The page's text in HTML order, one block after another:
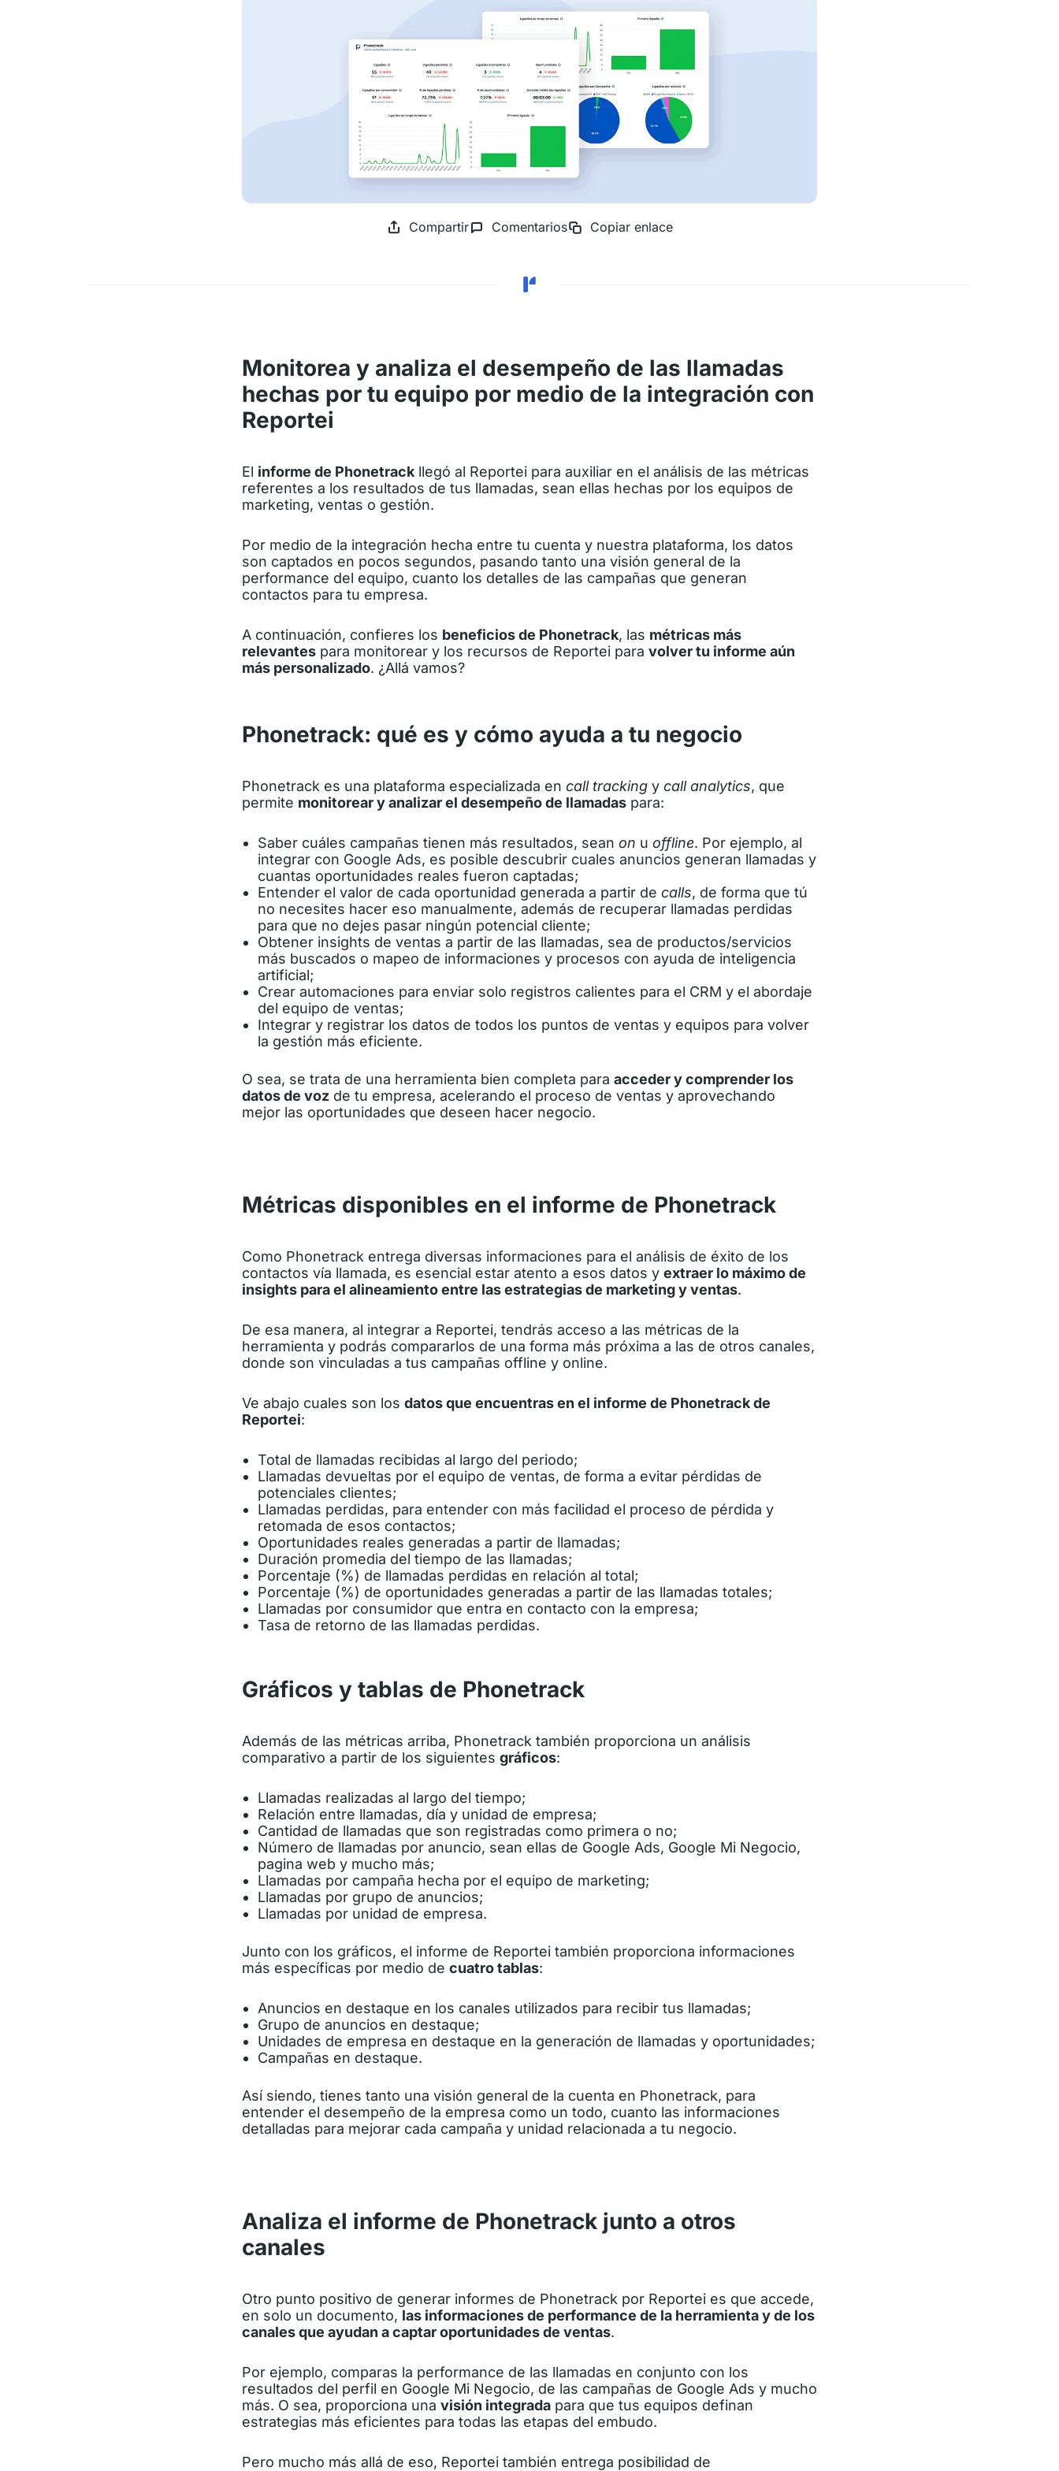
Compartir Comentarios Copiar enlace
Monitorea y analiza el desempeño de las llamadas
hechas por tu equipo por medio de la integración con
Reportei
El informe de Phonetrack llegó al Reportei para auxiliar en el análisis de las métricas
referentes a los resultados de tus llamadas, sean ellas hechas por los equipos de
marketing, ventas o gestión.
Por medio de la integración hecha entre tu cuenta y nuestra plataforma, los datos
son captados en pocos segundos, pasando tanto una visión general de la
performance del equipo, cuanto los detalles de las campañas que generan
contactos para tu empresa.
A continuación, confieres los beneficios de Phonetrack, las métricas más
relevantes para monitorear y los recursos de Reportei para volver tu informe aún
más personalizado. ¿Allá vamos?
Phonetrack: qué es y cómo ayuda a tu negocio
Phonetrack es una plataforma especializada en call tracking y call analytics, que
permite monitorear y analizar el desempeño de llamadas para:
Saber cuáles campañas tienen más resultados, sean on u offline. Por ejemplo, al
integrar con Google Ads, es posible descubrir cuales anuncios generan llamadas y
cuantas oportunidades reales fueron captadas;
Entender el valor de cada oportunidad generada a partir de calls, de forma que tú
no necesites hacer eso manualmente, además de recuperar llamadas perdidas
para que no dejes pasar ningún potencial cliente;
Obtener insights de ventas a partir de las llamadas, sea de productos/servicios
más buscados o mapeo de informaciones y procesos con ayuda de inteligencia
artificial;
Crear automaciones para enviar solo registros calientes para el CRM y el abordaje
del equipo de ventas;
Integrar y registrar los datos de todos los puntos de ventas y equipos para volver
la gestión más eficiente.
O sea, se trata de una herramienta bien completa para acceder y comprender los
datos de voz de tu empresa, acelerando el proceso de ventas y aprovechando
mejor las oportunidades que deseen hacer negocio.
Métricas disponibles en el informe de Phonetrack
Como Phonetrack entrega diversas informaciones para el análisis de éxito de los
contactos vía llamada, es esencial estar atento a esos datos y extraer lo máximo de
insights para el alineamiento entre las estrategias de marketing y ventas.
De esa manera, al integrar a Reportei, tendrás acceso a las métricas de la
herramienta y podrás compararlos de una forma más próxima a las de otros canales,
donde son vinculadas a tus campañas offline y online.
Ve abajo cuales son los datos que encuentras en el informe de Phonetrack de
Reportei:
Total de llamadas recibidas al largo del periodo;
Llamadas devueltas por el equipo de ventas, de forma a evitar pérdidas de
potenciales clientes;
Llamadas perdidas, para entender con más facilidad el proceso de pérdida y
retomada de esos contactos;
Oportunidades reales generadas a partir de llamadas;
Duración promedia del tiempo de las llamadas;
Porcentaje (%) de llamadas perdidas en relación al total;
Porcentaje (%) de oportunidades generadas a partir de las llamadas totales;
Llamadas por consumidor que entra en contacto con la empresa;
Tasa de retorno de las llamadas perdidas.
Gráficos y tablas de Phonetrack
Además de las métricas arriba, Phonetrack también proporciona un análisis
comparativo a partir de los siguientes gráficos:
Llamadas realizadas al largo del tiempo;
Relación entre llamadas, día y unidad de empresa;
Cantidad de llamadas que son registradas como primera o no;
Número de llamadas por anuncio, sean ellas de Google Ads, Google Mi Negocio,
pagina web y mucho más;
Llamadas por campaña hecha por el equipo de marketing;
Llamadas por grupo de anuncios;
Llamadas por unidad de empresa.
Junto con los gráficos, el informe de Reportei también proporciona informaciones
más específicas por medio de cuatro tablas:
Anuncios en destaque en los canales utilizados para recibir tus llamadas;
Grupo de anuncios en destaque;
Unidades de empresa en destaque en la generación de llamadas y oportunidades;
Campañas en destaque.
Así siendo, tienes tanto una visión general de la cuenta en Phonetrack, para
entender el desempeño de la empresa como un todo, cuanto las informaciones
detalladas para mejorar cada campaña y unidad relacionada a tu negocio.
Analiza el informe de Phonetrack junto a otros
canales
Otro punto positivo de generar informes de Phonetrack por Reportei es que accede,
en solo un documento, las informaciones de performance de la herramienta y de los
canales que ayudan a captar oportunidades de ventas.
Por ejemplo, comparas la performance de las llamadas en conjunto con los
resultados del perfil en Google Mi Negocio, de las campañas de Google Ads y mucho
más. O sea, proporciona una visión integrada para que tus equipos definan
estrategias más eficientes para todas las etapas del embudo.
Pero mucho más allá de eso, Reportei también entrega posibilidad de